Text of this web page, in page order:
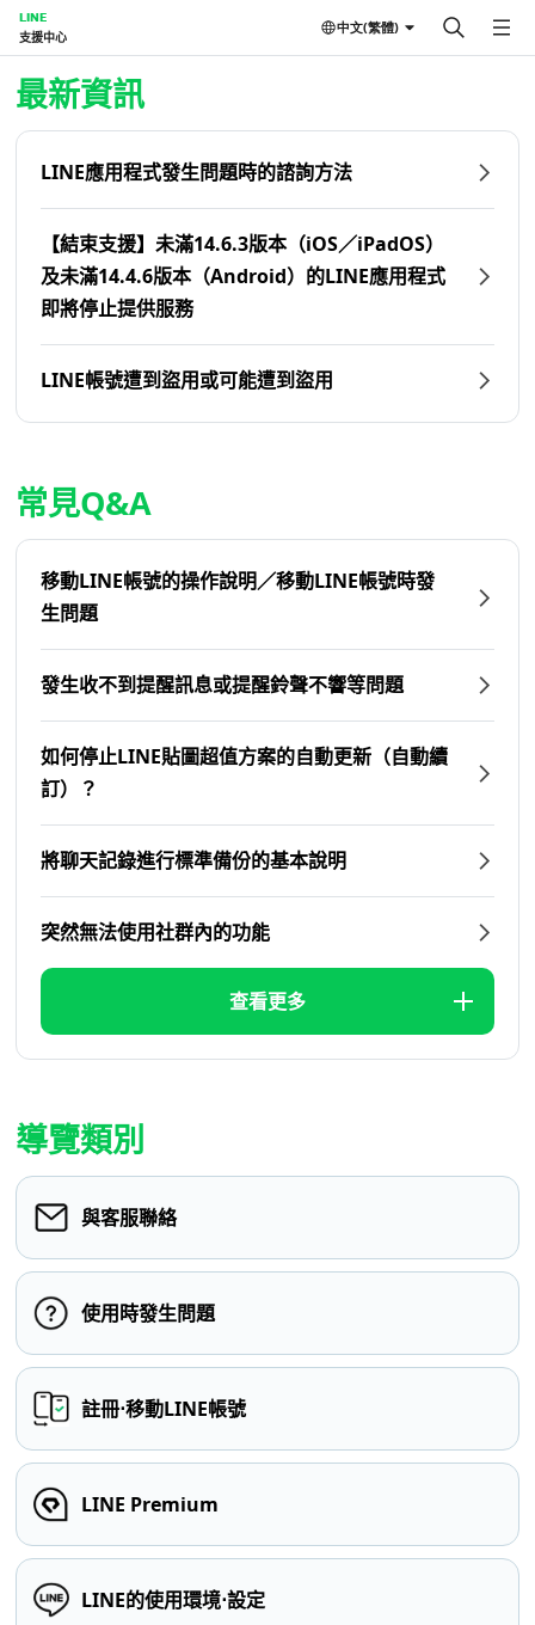
LINE
支援中心
中文(繁體)
首頁 | LINE支援中心
最新資訊
LINE應用程式發生問題時的諮詢方法
【結束支援】未滿14.6.3版本（iOS／iPadOS）
及未滿14.4.6版本（Android）的LINE應用程式
即將停止提供服務
LINE帳號遭到盜用或可能遭到盜用
常見Q&A
移動LINE帳號的操作說明／移動LINE帳號時發
生問題
發生收不到提醒訊息或提醒鈴聲不響等問題
如何停止LINE貼圖超值方案的自動更新（自動續
訂）？
將聊天記錄進行標準備份的基本說明
突然無法使用社群內的功能
查看更多
導覽類別
與客服聯絡
使用時發生問題
註冊⋅移動LINE帳號
LINE Premium
LINE的使用環境⋅設定